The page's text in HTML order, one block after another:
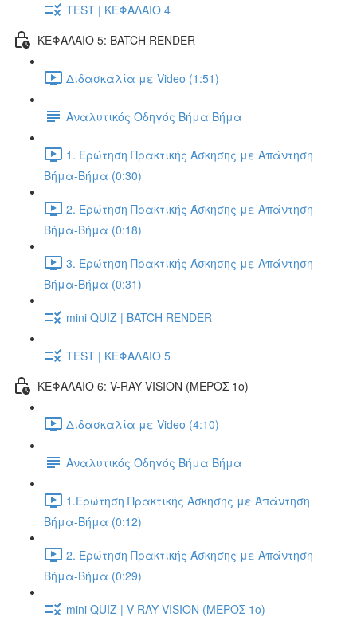
TEST | ΚΕΦΑΛΑΙΟ 4
ΚΕΦΑΛΑΙΟ 5: BATCH RENDER
Διδασκαλία με Video (1:51)
Αναλυτικός Οδηγός Βήμα Βήμα
1. Ερώτηση Πρακτικής Άσκησης με Απάντηση
Βήμα-Βήμα (0:30)
2. Ερώτηση Πρακτικής Άσκησης με Απάντηση
Βήμα-Βήμα (0:18)
3. Ερώτηση Πρακτικής Άσκησης με Απάντηση
Βήμα-Βήμα (0:31)
mini QUIZ | BATCH RENDER
TEST | ΚΕΦΑΛΑΙΟ 5
ΚΕΦΑΛΑΙΟ 6: V-RAY VISION (ΜΕΡΟΣ 1ο)
Διδασκαλία με Video (4:10)
Αναλυτικός Οδηγός Βήμα Βήμα
1.Ερώτηση Πρακτικής Άσκησης με Απάντηση
Βήμα-Βήμα (0:12)
2. Ερώτηση Πρακτικής Άσκησης με Απάντηση
Βήμα-Βήμα (0:29)
mini QUIZ | V-RAY VISION (ΜΕΡΟΣ 1ο)